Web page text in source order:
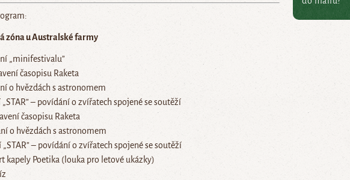
zóna u Australské farmy
„minifestivalu”
časopisu Raketa
o hvězdách s astronomem
„STAR” – povídání o zvířatech spojené se soutěží
časopisu Raketa
o hvězdách s astronomem
„STAR” – povídání o zvířatech spojené se soutěží
kapely Poetika (louka pro letové ukázky)